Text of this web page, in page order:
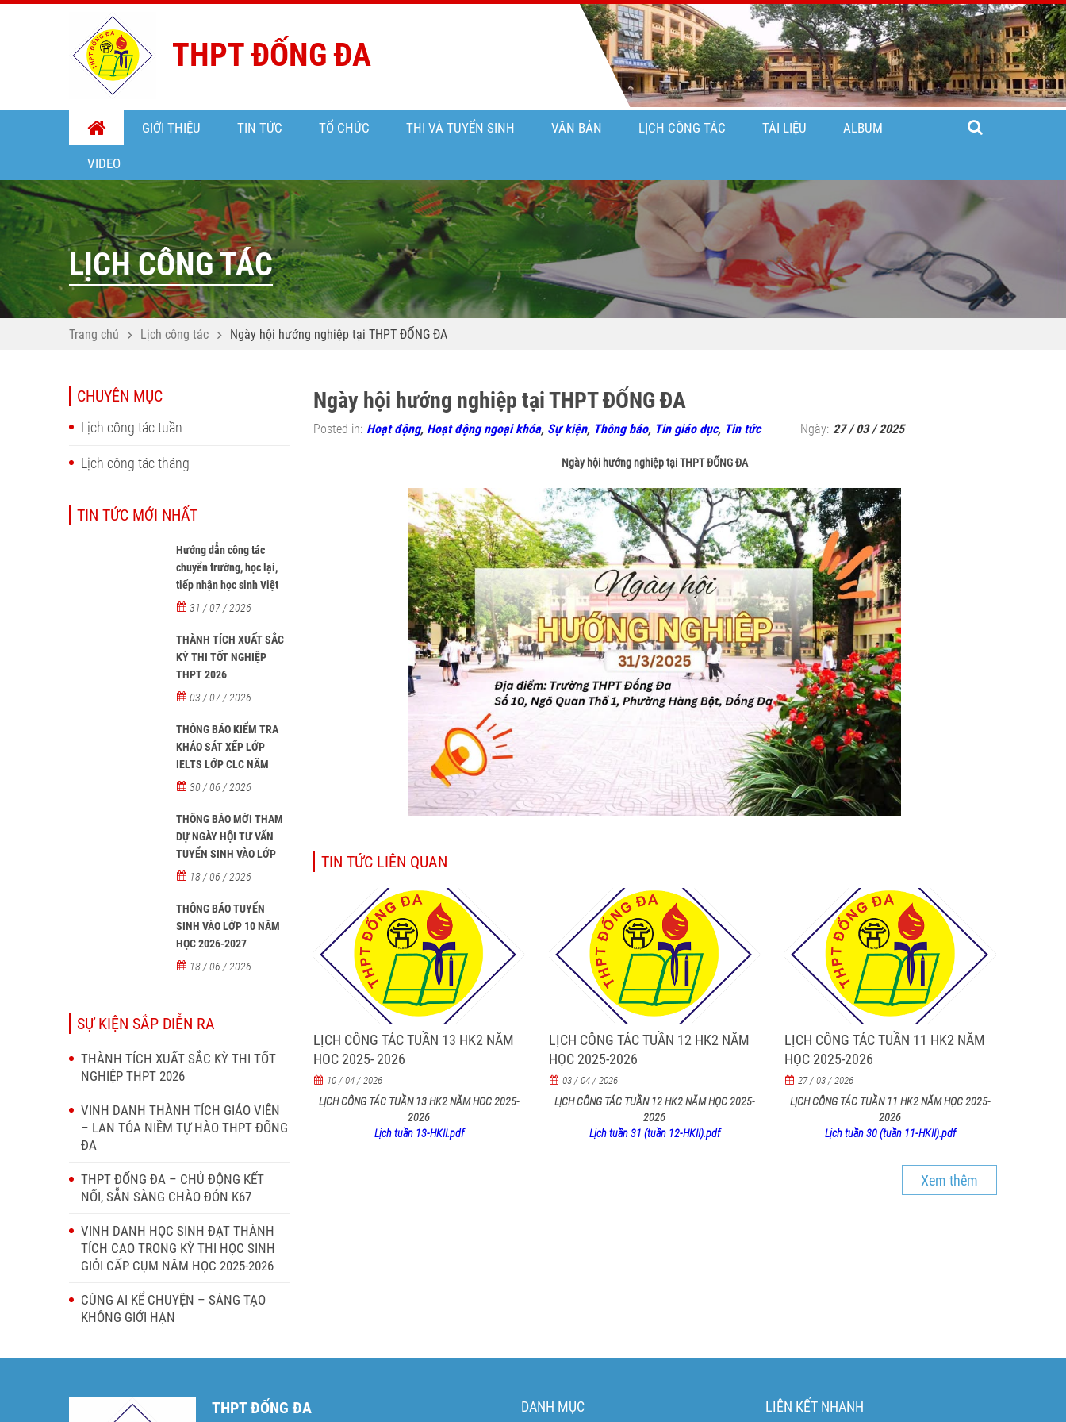
THPT ĐỐNG ĐA
GIỚI THIỆU TIN TỨC TỔ CHỨC THI VÀ TUYỂN SINH VĂN BẢN LỊCH CÔNG TÁC TÀI LIỆU ALBUM
VIDEO
LỊCH CÔNG TÁC
Trang chủ Lịch công tác Ngày hội hướng nghiệp tại THPT ĐỐNG ĐA
CHUYÊN MỤC
Lịch công tác tuần
Lịch công tác tháng
TIN TỨC MỚI NHẤT
Hướng dẫn công tác
chuyển trường, học lại,
tiếp nhận học sinh Việt
Nam về nước, tiếp nhận
ngoài học tại các trường
từ năm học 2026-2027
31 / 07 / 2026
THÀNH TÍCH XUẤT SẮC
KỲ THI TỐT NGHIỆP
THPT 2026
03 / 07 / 2026
THÔNG BÁO KIỂM TRA
KHẢO SÁT XẾP LỚP
IELTS LỚP CLC NĂM
HỌC 2026 - 2027
30 / 06 / 2026
THÔNG BÁO MỜI THAM
DỰ NGÀY HỘI TƯ VẤN
TUYỂN SINH VÀO LỚP
10 NĂM HỌC 2026–2027
18 / 06 / 2026
THÔNG BÁO TUYỂN
SINH VÀO LỚP 10 NĂM
HỌC 2026-2027
18 / 06 / 2026
SỰ KIỆN SẮP DIỄN RA
THÀNH TÍCH XUẤT SẮC KỲ THI TỐT
NGHIỆP THPT 2026
VINH DANH THÀNH TÍCH GIÁO VIÊN
– LAN TỎA NIỀM TỰ HÀO THPT ĐỐNG
ĐA
THPT ĐỐNG ĐA – CHỦ ĐỘNG KẾT
NỐI, SẴN SÀNG CHÀO ĐÓN K67
VINH DANH HỌC SINH ĐẠT THÀNH
TÍCH CAO TRONG KỲ THI HỌC SINH
GIỎI CẤP CỤM NĂM HỌC 2025-2026
CÙNG AI KỂ CHUYỆN – SÁNG TẠO
KHÔNG GIỚI HẠN
Ngày hội hướng nghiệp tại THPT ĐỐNG ĐA
Posted in: Hoạt động, Hoạt động ngoại khóa, Sự kiện, Thông báo, Tin giáo dục, Tin tức Ngày: 27 / 03 / 2025
Ngày hội hướng nghiệp tại THPT ĐỐNG ĐA
TIN TỨC LIÊN QUAN
LỊCH CÔNG TÁC TUẦN 13 HK2 NĂM
HOC 2025- 2026
10 / 04 / 2026
LỊCH CÔNG TÁC TUẦN 13 HK2 NĂM HOC 2025-
2026
Lịch tuần 13-HKII.pdf
LỊCH CÔNG TÁC TUẦN 12 HK2 NĂM
HỌC 2025-2026
03 / 04 / 2026
LỊCH CÔNG TÁC TUẦN 12 HK2 NĂM HỌC 2025-
2026
Lịch tuần 31 (tuần 12-HKII).pdf
LỊCH CÔNG TÁC TUẦN 11 HK2 NĂM
HỌC 2025-2026
27 / 03 / 2026
LỊCH CÔNG TÁC TUẦN 11 HK2 NĂM HỌC 2025-
2026
Lịch tuần 30 (tuần 11-HKII).pdf
Xem thêm
THPT ĐỐNG ĐA DANH MỤC LIÊN KẾT NHANH